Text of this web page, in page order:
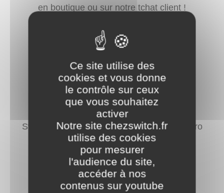
en boutique ou sur notre tchat client !
Gardez votre numéro
Switch s’occupe du transfert de votre numéro
actuel. Vous n’avez rien à faire !
Ce site utilise des
cookies et vous donne
le contrôle sur ceux
que vous souhaitez
activer
Notre site chezswitch.fr
utilise des cookies
pour mesurer
l'audience du site,
accéder à nos
contenus sur youtube